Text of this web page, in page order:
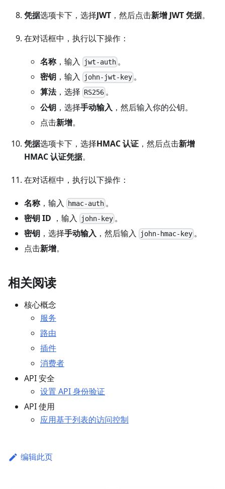
凭据选项卡下，选择JWT ，然后点击新增 JWT 凭据。
在对话框中，执行以下操作：
名称，输入 jwt-auth 。
密钥 ，输入 john-jwt-key 。
算法，选择 RS256 。
公钥 ，选择手动输入 ，然后输入你的公钥。
点击新增。
凭据选项卡下，选择HMAC 认证 ，然后点击新增
HMAC 认证凭据。
在对话框中，执行以下操作：
名称，输入 hmac-auth 。
密钥 ID ，输入 john-key 。
密钥 ，选择手动输入 ，然后输入 john-hmac-key 。
点击新增。
相关阅读
核心概念
服务
路由
插件
消费者
API 安全
设置 API 身份验证
API 使用
应用基于列表的访问控制
编辑此页